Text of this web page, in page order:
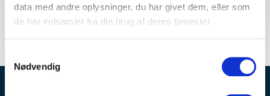
data med andre oplysninger, du har givet dem, eller som
de har indsamlet fra din brug af deres tjenester.
Nødvendig